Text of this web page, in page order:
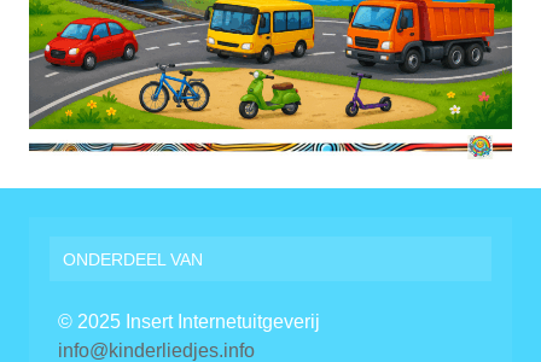
ONDERDEEL VAN
© 2025 Insert Internetuitgeverij
info@kinderliedjes.info